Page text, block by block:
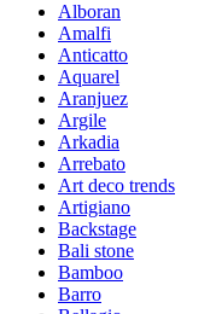
Alboran
Amalfi
Anticatto
Aquarel
Aranjuez
Argile
Arkadia
Arrebato
Art deco trends
Artigiano
Backstage
Bali stone
Bamboo
Barro